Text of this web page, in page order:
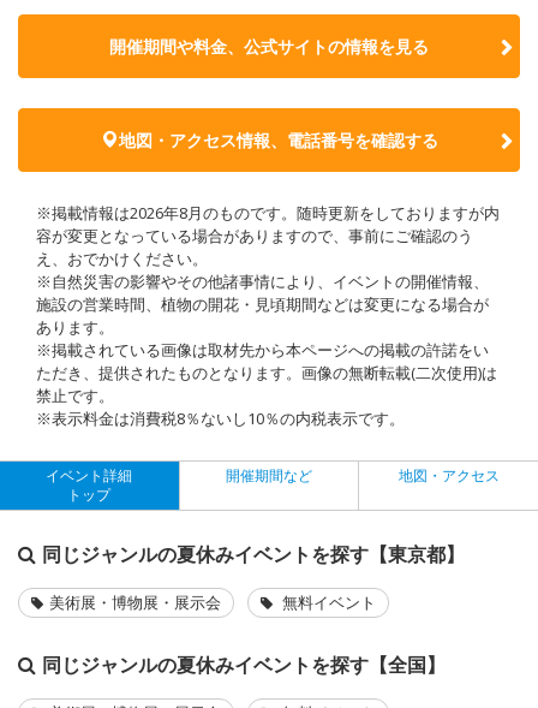
開催期間や料金、公式サイトの情報を見る
地図・アクセス情報、電話番号を確認する
※掲載情報は2026年8月のものです。随時更新をしておりますが内
容が変更となっている場合がありますので、事前にご確認のう
え、おでかけください。
※自然災害の影響やその他諸事情により、イベントの開催情報、
施設の営業時間、植物の開花・見頃期間などは変更になる場合が
あります。
※掲載されている画像は取材先から本ページへの掲載の許諾をい
ただき、提供されたものとなります。画像の無断転載(二次使用)は
禁止です。
※表示料金は消費税8％ないし10％の内税表示です。
イベント詳細
トップ
開催期間など 地図・アクセス
同じジャンルの夏休みイベントを探す【東京都】
美術展・博物展・展示会 無料イベント
同じジャンルの夏休みイベントを探す【全国】